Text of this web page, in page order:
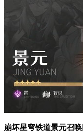
崩坏星穹铁道景元召